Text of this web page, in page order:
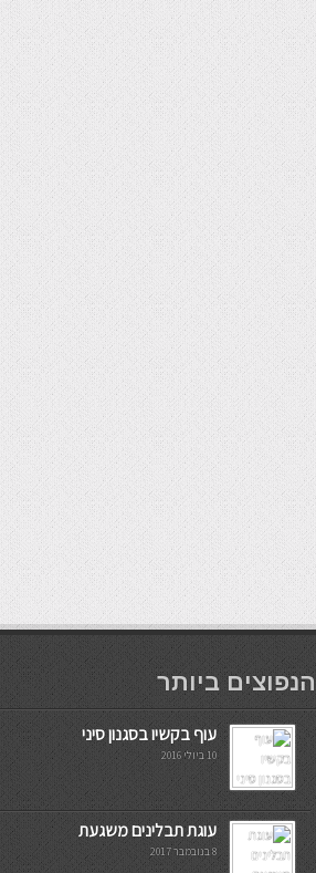
мостбет кг
הנפוצים ביותר
עוף בקשיו בסגנון סיני
10 ביולי 2016
עוגת תבלינים משגעת
8 בנובמבר 2017